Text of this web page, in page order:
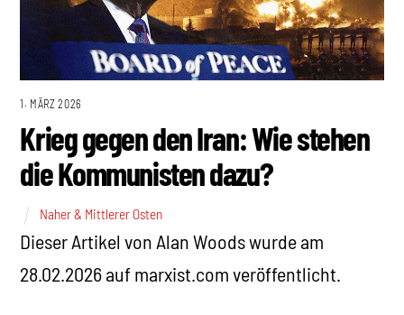
1. MÄRZ 2026
Krieg gegen den Iran: Wie stehen
die Kommunisten dazu?
Naher & Mittlerer Osten
Dieser Artikel von Alan Woods wurde am
28.02.2026 auf marxist.com veröffentlicht.